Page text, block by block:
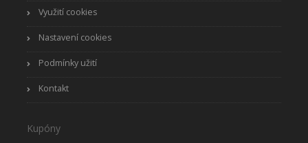
Využití cookies
Nastavení cookies
Podmínky užití
Kontakt
Kupóny